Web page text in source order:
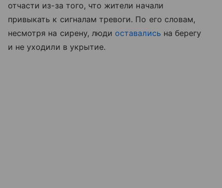
отчасти из-за того, что жители начали
привыкать к сигналам тревоги. По его словам,
несмотря на сирену, люди оставались на берегу
и не уходили в укрытие.